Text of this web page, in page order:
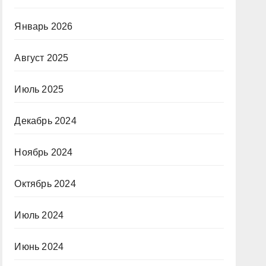
Январь 2026
Август 2025
Июль 2025
Декабрь 2024
Ноябрь 2024
Октябрь 2024
Июль 2024
Июнь 2024